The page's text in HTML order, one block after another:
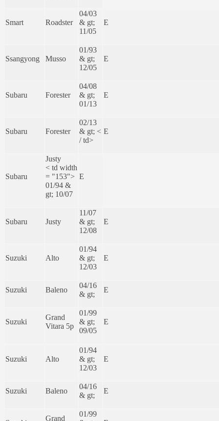
Smart Roadster
04/03
& gt;
11/05
E
Ssangyong Musso
01/93
& gt;
12/05
E
Subaru Forester
04/08
& gt;
01/13
E
Subaru Forester
02/13
& gt; <
/ td>
E
Subaru
Justy
< td width
= "153">
01/94 &
gt; 10/07
E
Subaru Justy
11/07
& gt;
12/08
E
Suzuki Alto
01/94
& gt;
12/03
E
Suzuki Baleno
04/16
& gt;
E
Suzuki
Grand
Vitara 5p
01/99
& gt;
09/05
E
Suzuki Alto
01/94
& gt;
12/03
E
Suzuki Baleno
04/16
& gt;
E
Grand
01/99